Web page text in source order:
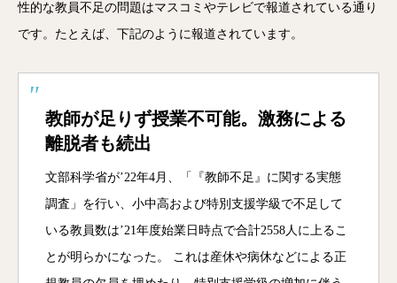
性的な教員不足の問題はマスコミやテレビで報道されている通り
です。たとえば、下記のように報道されています。
教師が足りず授業不可能。激務による
離脱者も続出
文部科学省が’22年4月、「『教師不足』に関する実態
調査」を行い、小中高および特別支援学級で不足して
いる教員数は’21年度始業日時点で合計2558人に上るこ
とが明らかになった。 これは産休や病休などによる正